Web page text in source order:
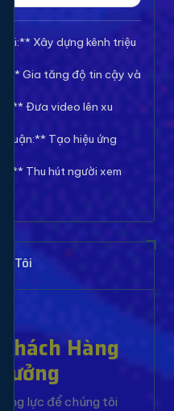
Xây dựng kênh triệu
Gia tăng độ tin cậy và
Đưa video lên xu
luận:** Tạo hiệu ứng
Thu hút người xem
Tôi
Hàng
lực để chúng tôi